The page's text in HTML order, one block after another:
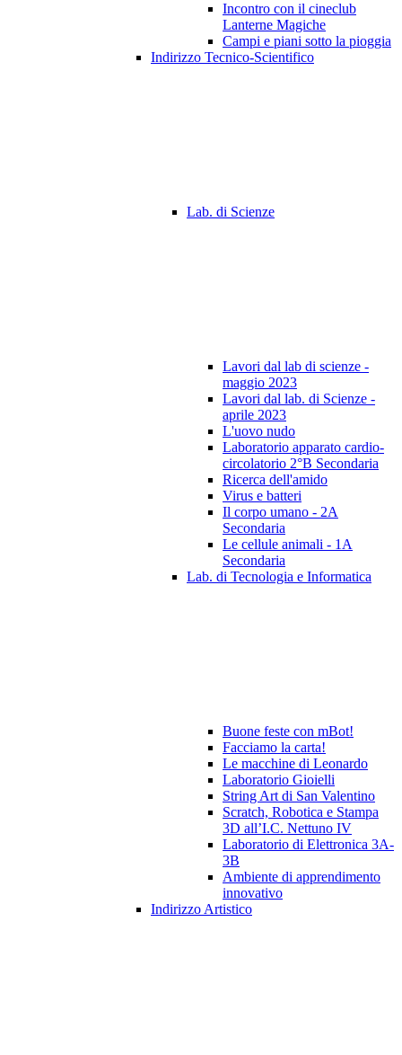
Incontro con il cineclub
Lanterne Magiche
Campi e piani sotto la pioggia
Indirizzo Tecnico-Scientifico
Lab. di Scienze
Lavori dal lab di scienze -
maggio 2023
Lavori dal lab. di Scienze -
aprile 2023
L'uovo nudo
Laboratorio apparato cardio-
circolatorio 2°B Secondaria
Ricerca dell'amido
Virus e batteri
Il corpo umano - 2A
Secondaria
Le cellule animali - 1A
Secondaria
Lab. di Tecnologia e Informatica
Buone feste con mBot!
Facciamo la carta!
Le macchine di Leonardo
Laboratorio Gioielli
String Art di San Valentino
Scratch, Robotica e Stampa
3D all’I.C. Nettuno IV
Laboratorio di Elettronica 3A-
3B
Ambiente di apprendimento
innovativo
Indirizzo Artistico